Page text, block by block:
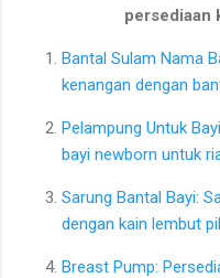
persediaan
Bantal Sulam Nama
kenangan dengan
Pelampung Untuk
bayi newborn untuk
Sarung Bantal Bayi:
dengan kain lembut
Breast Pump: